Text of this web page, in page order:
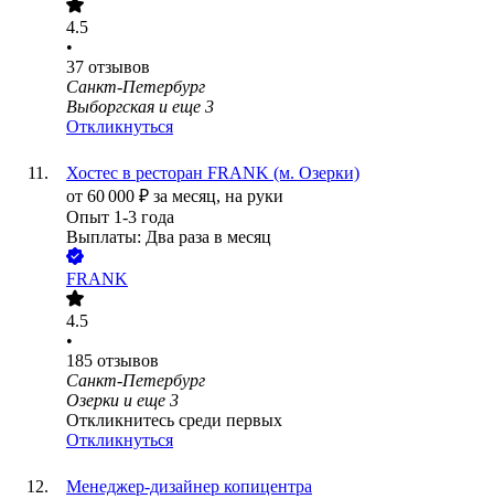
4.5
•
37 отзывов
Санкт-Петербург
Выборгская и еще 3
Откликнуться
Хостес в ресторан FRANK (м. Озерки)
от 60 000 ₽ за месяц, на руки
Опыт 1-3 года
Выплаты: Два раза в месяц
FRANK
4.5
•
185 отзывов
Санкт-Петербург
Озерки и еще 3
Откликнитесь среди первых
Откликнуться
Менеджер-дизайнер копицентра